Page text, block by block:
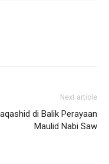
Next article
di Balik Perayaan
Maulid Nabi Saw